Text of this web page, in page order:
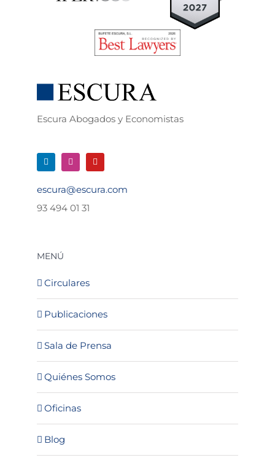
Escura Abogados y Economistas
escura@escura.com
93 494 01 31
MENÚ
Circulares
Publicaciones
Sala de Prensa
Quiénes Somos
Oficinas
Blog